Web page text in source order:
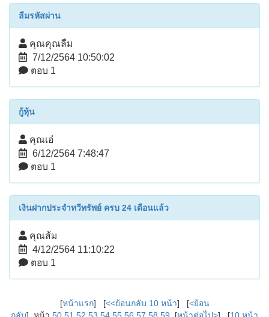
ลืมรหัสผ่าน
คุณคุณลืม
7/12/2564 10:50:02
ตอบ 1
กู้หุ้น
คุณเอ๋
6/12/2564 7:48:47
ตอบ 1
เงินฝากประจำทวีทรัพย์ ครบ 24 เดือนแล้ว
คุณส้ม
4/12/2564 11:10:22
ตอบ 1
[หน้าแรก] [<<ย้อนกลับ 10 หน้า] [<ย้อน